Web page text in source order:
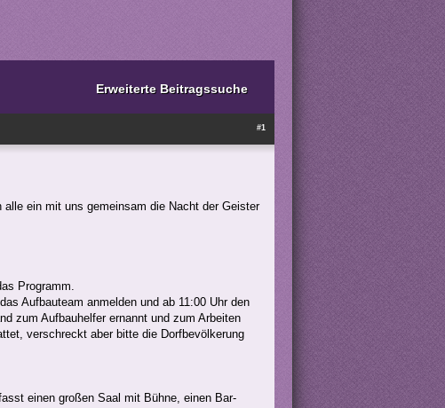
Erweiterte Beitragssuche
#1
ein mit uns gemeinsam die Nacht der Geister
Programm.
Aufbauteam anmelden und ab 11:00 Uhr den
zum Aufbauhelfer ernannt und zum Arbeiten
verschreckt aber bitte die Dorfbevölkerung
einen großen Saal mit Bühne, einen Bar-